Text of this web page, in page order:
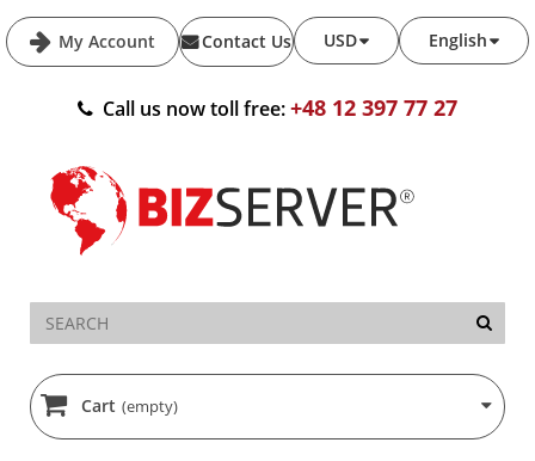
My Account English
USD
Contact Us
Call us now toll free:+48 12 397 77 27
Cart (empty)